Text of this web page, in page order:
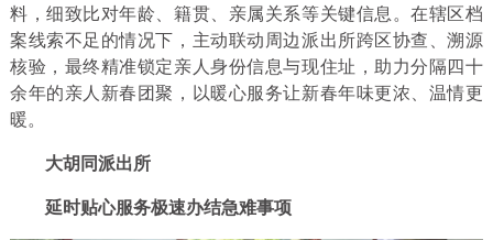
料，细致比对年龄、籍贯、亲属关系等关键信息。在辖区档
案线索不足的情况下，主动联动周边派出所跨区协查、溯源
核验，最终精准锁定亲人身份信息与现住址，助力分隔四十
余年的亲人新春团聚，以暖心服务让新春年味更浓、温情更
暖。
大胡同派出所
延时贴心服务极速办结急难事项